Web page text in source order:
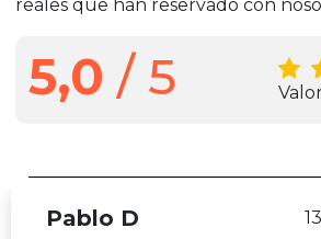
reales que han reservado con
5,0 / 5
Pablo D